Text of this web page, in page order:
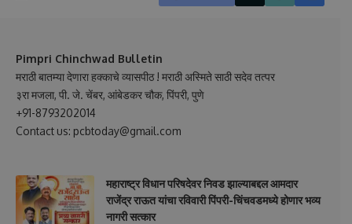
Pimpri Chinchwad Bulletin
मराठी बातम्या देणारा हक्काचे व्यासपीठ ! मराठी अस्मिते साठी सदेव तत्पर
३रा मजला, पी. जे. चेंबर, आंबेडकर चौक, पिंपरी, पुणे
+91-8793202014
Contact us: pcbtoday@gmail.com
महाराष्ट्र विधान परिषदेवर निवड झाल्याबद्दल आमदार
राजेंद्र राऊत यांचा रविवारी पिंपरी-चिंचवडमध्ये होणार भव्य
नागरी सत्कार